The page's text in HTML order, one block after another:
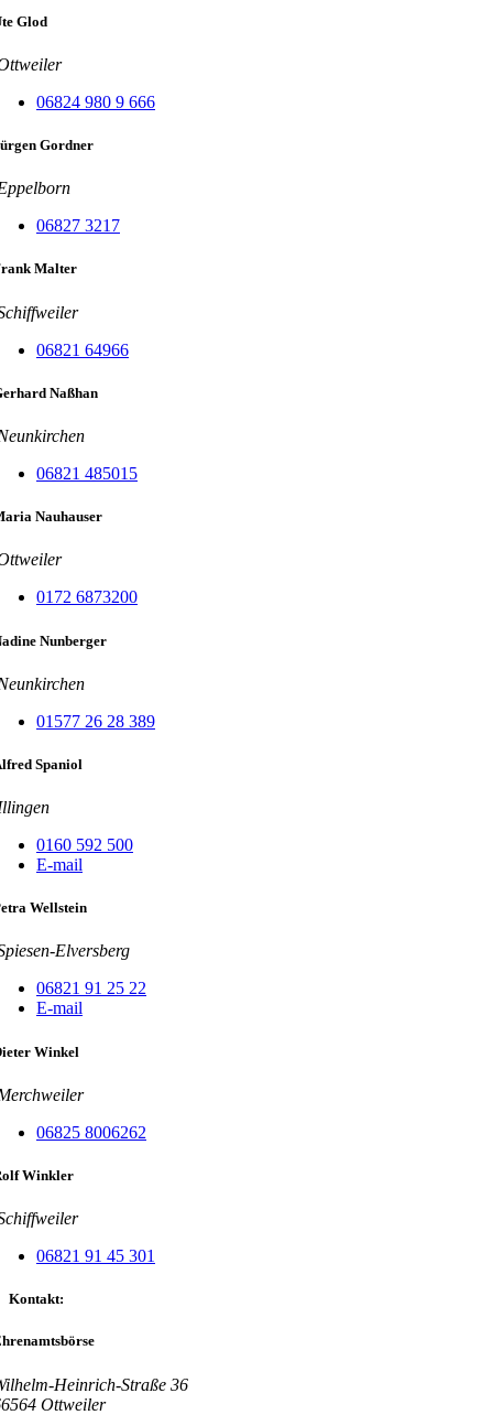
Glod
06824 980 9 666
Gordner
06827 3217
Malter
06821 64966
Naßhan
06821 485015
Nauhauser
0172 6873200
Nunberger
01577 26 28 389
Spaniol
0160 592 500
E-mail
Wellstein
Elversberg
06821 91 25 22
E-mail
Winkel
06825 8006262
Winkler
06821 91 45 301
Kontakt:
Heinrich-Straße 36
Ottweiler